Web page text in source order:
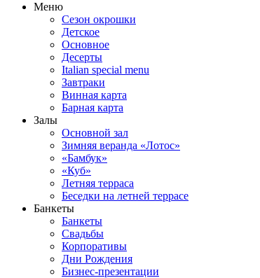
Меню
Сезон окрошки
Детское
Основное
Десерты
Italian special menu
Завтраки
Винная карта
Барная карта
Залы
Основной зал
Зимняя веранда «Лотос»
«Бамбук»
«Куб»
Летняя терраса
Беседки на летней террасе
Банкеты
Банкеты
Свадьбы
Корпоративы
Дни Рождения
Бизнес-презентации